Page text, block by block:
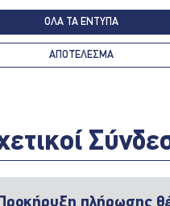
ΟΛΑ ΤΑ ΕΝΤΥΠΑ
ΑΠΟΤΈΛΕΣΜΑ
πλήρωσης